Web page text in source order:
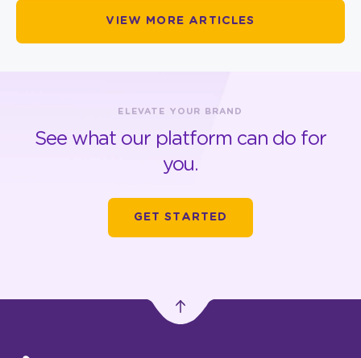
VIEW MORE ARTICLES
ELEVATE YOUR BRAND
See what our platform can do for
you.
GET STARTED